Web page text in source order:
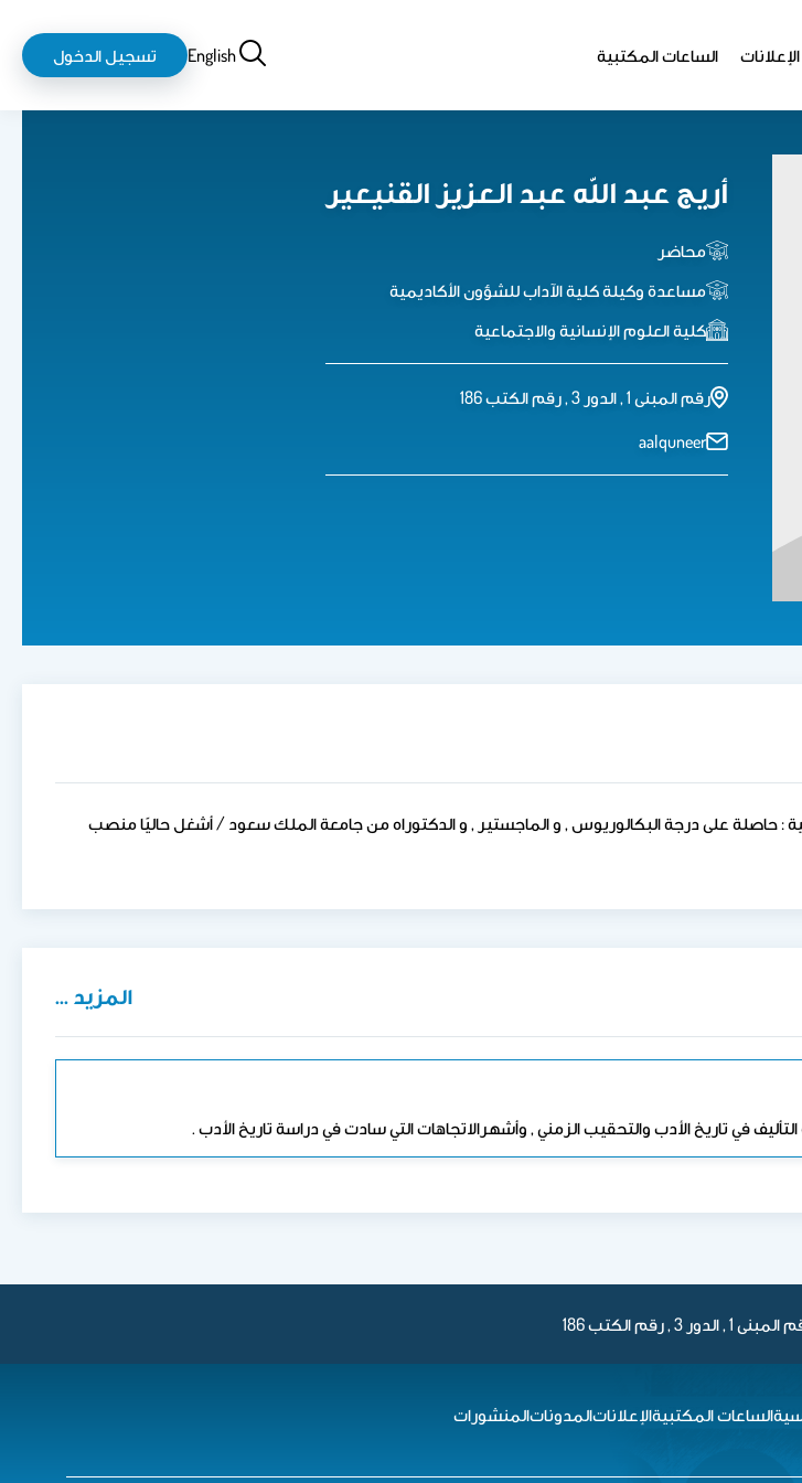
الإعلانات الساعات المكتبية بحثEnglish
login-
logout
تسجيل الدخول
أريج عبد الله عبد العزيز القنيعير
محاضر
مساعدة وكيلة كلية الآداب للشؤون الأكاديمية
كلية العلوم اﻹنسانية واﻻجتماعية
رقم المبنى 1 , الدور 3 , رقم الكتب 186
aalquneer
: حاصلة على درجة البكالوريوس , و الماجستير , و الدكتوراه من جامعة الملك سعود / أشغل حاليًا منصب
المزيد ...
في تاريخ الأدب والتحقيب الزمني , وأشهرالاتجاهات التي سادت في دراسة تاريخ الأدب .
1 , الدور 3 , رقم الكتب 186
الساعات المكتبيةالإعلاناتالمدوناتالمنشورات